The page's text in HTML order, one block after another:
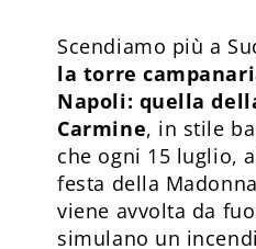
Scendiamo più a
la torre
Napoli: quella
Carmine, in stile
che ogni 15 luglio,
festa della
viene avvolta da
simulano un